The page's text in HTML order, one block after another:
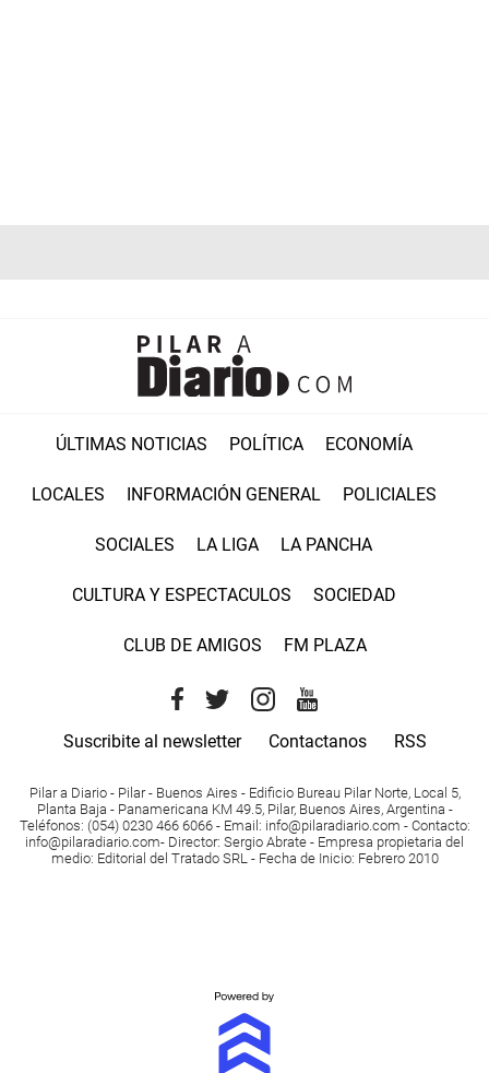
ÚLTIMAS NOTICIAS POLÍTICA ECONOMÍA
LOCALES INFORMACIÓN GENERAL POLICIALES
SOCIALES LA LIGA LA PANCHA
CULTURA Y ESPECTACULOS SOCIEDAD
CLUB DE AMIGOS FM PLAZA
Suscribite al newsletter Contactanos RSS
Pilar a Diario - Pilar - Buenos Aires - Edificio Bureau Pilar Norte, Local 5,
Planta Baja - Panamericana KM 49.5, Pilar, Buenos Aires, Argentina -
Teléfonos: (054) 0230 466 6066 - Email : info@pilaradiario.com - Contacto:
info@pilaradiario.com- Director: Sergio Abrate - Empresa propietaria del
medio: Editorial del Tratado SRL - Fecha de Inicio: Febrero 2010